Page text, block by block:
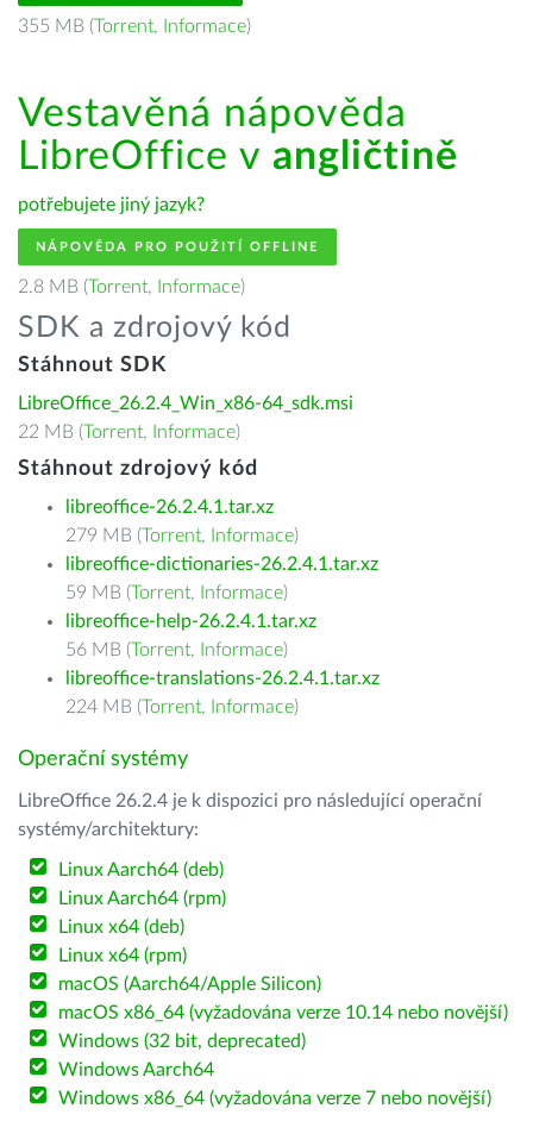
355 MB (Torrent, Informace)
Vestavěná nápověda
LibreOffice v angličtině
potřebujete jiný jazyk?
NÁPOVĚDA PRO POUŽITÍ OFFLINE
2.8 MB (Torrent, Informace)
SDK a zdrojový kód
Stáhnout SDK
LibreOffice_26.2.4_Win_x86-64_sdk.msi
22 MB (Torrent, Informace)
Stáhnout zdrojový kód
libreoffice-26.2.4.1.tar.xz
279 MB (Torrent, Informace)
libreoffice-dictionaries-26.2.4.1.tar.xz
59 MB (Torrent, Informace)
libreoffice-help-26.2.4.1.tar.xz
56 MB (Torrent, Informace)
libreoffice-translations-26.2.4.1.tar.xz
224 MB (Torrent, Informace)
Operační systémy
LibreOffice 26.2.4 je k dispozici pro následující operační
systémy/architektury:
Linux Aarch64 (deb)
Linux Aarch64 (rpm)
Linux x64 (deb)
Linux x64 (rpm)
macOS (Aarch64/Apple Silicon)
macOS x86_64 (vyžadována verze 10.14 nebo novější)
Windows (32 bit, deprecated)
Windows Aarch64
Windows x86_64 (vyžadována verze 7 nebo novější)